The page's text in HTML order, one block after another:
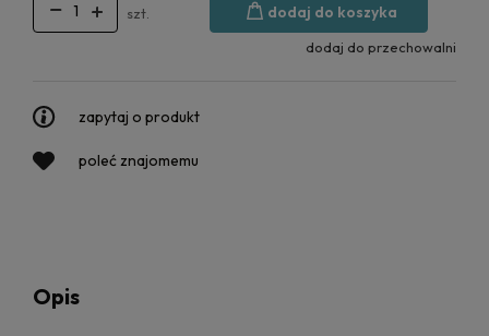
szt. dodaj do koszyka
dodaj do przechowalni
zapytaj o produkt
poleć znajomemu
Opis